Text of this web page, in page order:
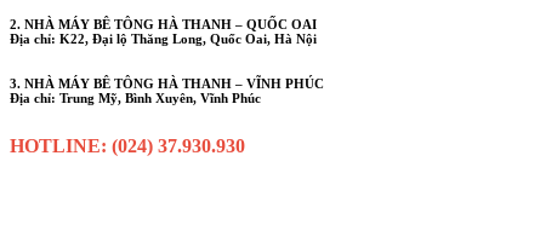
2. NHÀ MÁY BÊ TÔNG HÀ THANH – QUỐC OAI
Địa chỉ: K22, Đại lộ Thăng Long, Quốc Oai, Hà Nội
3. NHÀ MÁY BÊ TÔNG HÀ THANH – VĨNH PHÚC
Địa chỉ: Trung Mỹ, Bình Xuyên, Vĩnh Phúc
HOTLINE: (024) 37.930.930